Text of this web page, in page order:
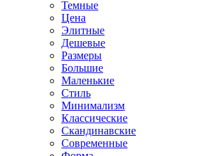
Темные
Цена
Элитные
Дешевые
Размеры
Большие
Маленькие
Стиль
Минимализм
Классические
Скандинавские
Современные